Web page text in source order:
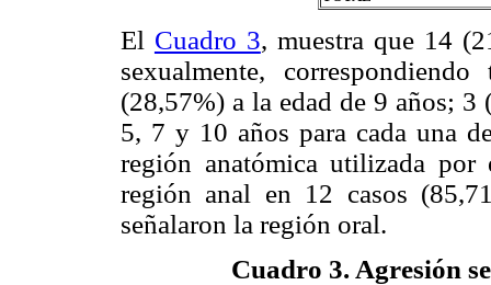
El Cuadro 3, muestra que 14
sexualmente,
(28,57%) a la edad de 9 años;
5, 7 y 10 años para cada una
región anatómica utilizada
región anal en 12 casos
señalaron la región oral.
Cuadro 3. Agresión